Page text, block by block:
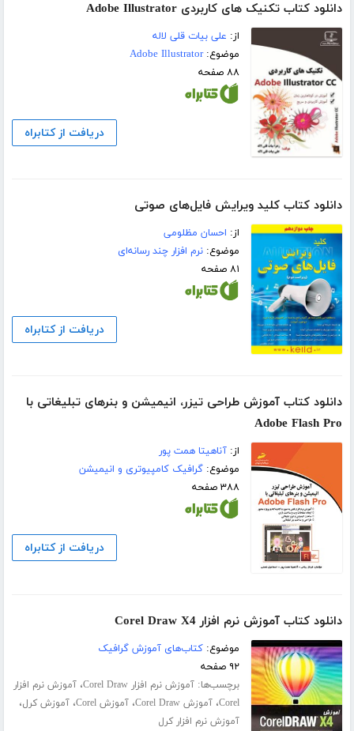
دانلود کتاب تکنیک های کاربردی Adobe Illustrator
از: علی بیات قلی لاله
موضوع:Adobe Illustrator
۸۸ صفحه
دریافت از کتابراه
دانلود کتاب کلید ویرایش فایل‌های صوتی
از: احسان مظلومی
موضوع:نرم افزار چند رسانه‌ای
۸۱ صفحه
دریافت از کتابراه
دانلود کتاب آموزش طراحی تیزر، انیمیشن و بنرهای تبلیغاتی با
Adobe Flash Pro
از:آناهیتا همت پور
موضوع:گرافیک کامپیوتری و انیمیشن
۳۸۸ صفحه
دریافت از کتابراه
دانلود کتاب آموزش نرم افزار Corel Draw X4
موضوع:کتاب‌های آموزش گرافیک
۹۲ صفحه
برچسب‌ها:آموزش نرم افزار Corel Draw ،آموزش نرم افزار
Corel،آموزش Corel Draw ،آموزش Corel ،آموزش کرل،
آموزش نرم افزار کرل